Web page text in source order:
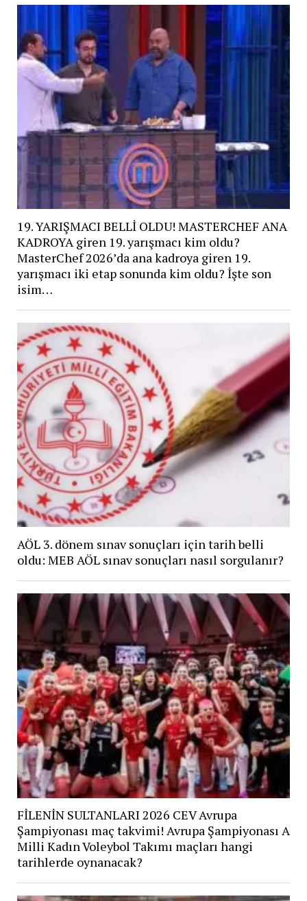
19. YARIŞMACI BELLİ OLDU! MASTERCHEF ANA
KADROYA giren 19. yarışmacı kim oldu?
MasterChef 2026’da ana kadroya giren 19.
yarışmacı iki etap sonunda kim oldu? İşte son
isim…
AÖL 3. dönem sınav sonuçları için tarih belli
oldu: MEB AÖL sınav sonuçları nasıl sorgulanır?
FİLENİN SULTANLARI 2026 CEV Avrupa
Şampiyonası maç takvimi! Avrupa Şampiyonası A
Milli Kadın Voleybol Takımı maçları hangi
tarihlerde oynanacak?